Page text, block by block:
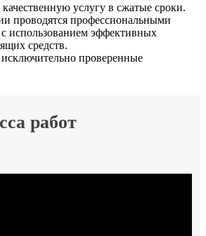
услугу в сжатые сроки.
проводятся профессиональными
использованием эффективных
средств.
проверенные
работ